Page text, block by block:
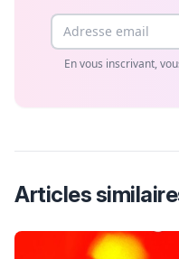
Email
En vous inscrivant,
Articles